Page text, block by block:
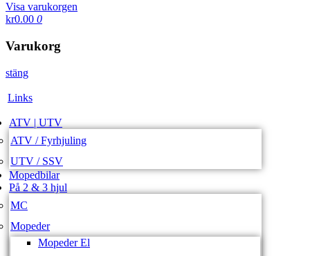
Visa varukorgen
kr0.00 0
Varukorg
stäng
Links
ATV | UTV
ATV / Fyrhjuling
UTV / SSV
Mopedbilar
På 2 & 3 hjul
MC
Mopeder
Mopeder El